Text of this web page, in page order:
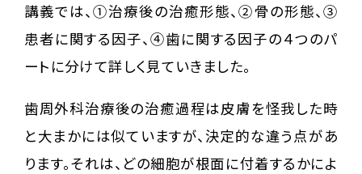
講義では、①治療後の治癒形態、②骨の形態、③
患者に関する因子、④歯に関する因子の４つのパ
ートに分けて詳しく見ていきました。
歯周外科治療後の治癒過程は皮膚を怪我した時
と大まかには似ていますが、決定的な違う点があ
ります。それは、どの細胞が根面に付着するかによ